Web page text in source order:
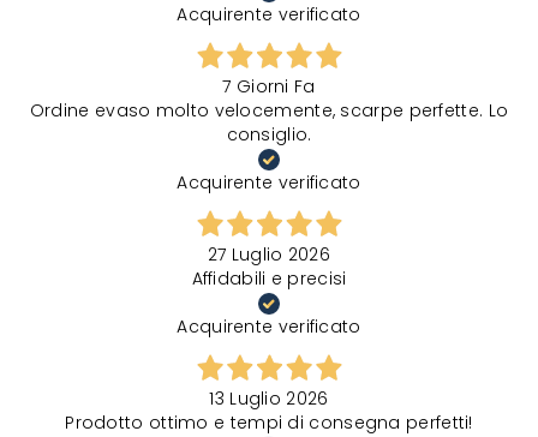
Acquirente verificato
7 Giorni Fa
Ordine evaso molto velocemente, scarpe perfette. Lo
consiglio.
Acquirente verificato
27 Luglio 2026
Affidabili e precisi
Acquirente verificato
13 Luglio 2026
Prodotto ottimo e tempi di consegna perfetti!